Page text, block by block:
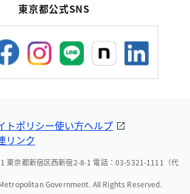
東京都公式SNS
トポリシー使い方ヘルプ
リンク
東京都新宿区西新宿2-8-1 電話：03-5321-1111（代
Government. All Rights Reserved.